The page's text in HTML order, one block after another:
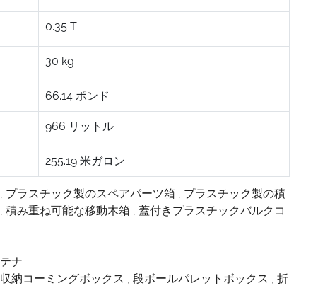
0.35 T
30 kg
66.14 ポンド
966 リットル
255.19 米ガロン
, プラスチック製のスペアパーツ箱 , プラスチック製の積
, 積み重ね可能な移動木箱 , 蓋付きプラスチックバルクコ
ナ
納コーミングボックス , 段ボールパレットボックス , 折